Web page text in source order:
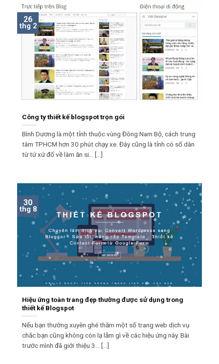
Công ty thiết kế blogspot trọn gói
Bình Dương là một tỉnh thuộc vùng Đông Nam Bộ, cách trung
tâm TPHCM hơn 30 phút chạy xe. Đây cũng là tỉnh có số dân
từ tứ xứ đổ về làm ăn si... [...]
26
thg 2
Hiệu ứng toàn trang đẹp thường được sử dụng trong
thiết kế Blogspot
Nếu bạn thường xuyên ghé thăm một số trang web dịch vụ
chắc bạn cũng không còn lạ lẫm gì về các hiệu ứng này. Bài
trước mình đã giới thiệu 3... [...]
30
thg 8